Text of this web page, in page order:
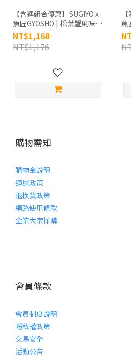
【含運組合優惠】SUGIYO x
魚匠GYOSHO | 松葉蟹風味棒
72g * 12包組
NT$1,168
NT$1,176
魚
購物需知
購物金說明
運送政策
退換貨政策
網路使用條款
企業大宗採購
會員條款
會員制度說明
隱私權政策
交易安全
活動公告